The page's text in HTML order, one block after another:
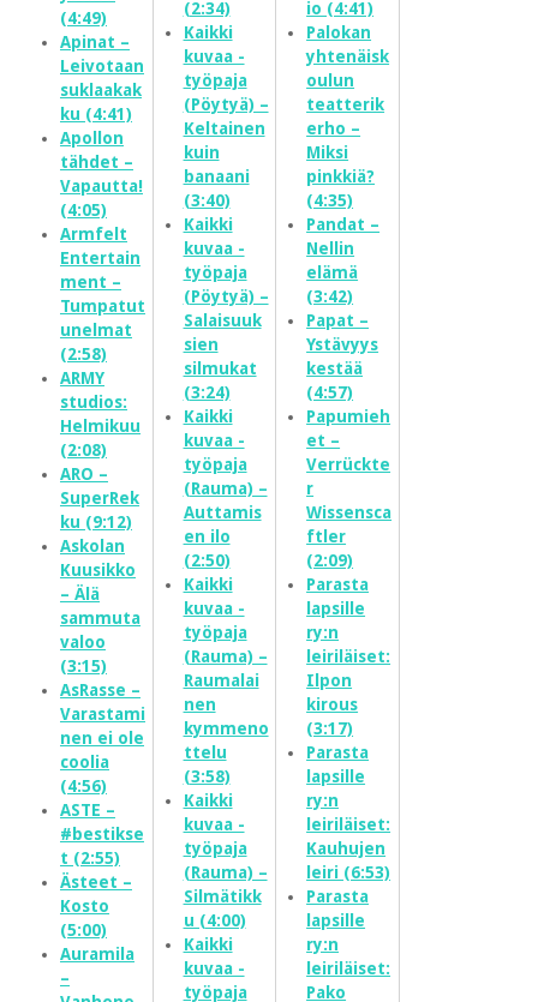
(4:49)
Apinat –
Leivotaan
suklaakak
ku (4:41)
Apollon
tähdet –
Vapautta!
(4:05)
Armfelt
Entertain
ment –
Tumpatut
unelmat
(2:58)
ARMY
studios:
Helmikuu
(2:08)
ARO –
SuperRek
ku (9:12)
Askolan
Kuusikko
– Älä
sammuta
valoo
(3:15)
AsRasse –
Varastami
nen ei ole
coolia
(4:56)
ASTE –
#bestikse
t (2:55)
Ästeet –
Kosto
(5:00)
Auramila
–
(2:34)
Kaikki
kuvaa -
työpaja
(Pöytyä) –
Keltainen
kuin
banaani
(3:40)
Kaikki
kuvaa -
työpaja
(Pöytyä) –
Salaisuuk
sien
silmukat
(3:24)
Kaikki
kuvaa -
työpaja
(Rauma) –
Auttamis
en ilo
(2:50)
Kaikki
kuvaa -
työpaja
(Rauma) –
Raumalai
nen
kymmeno
ttelu
(3:58)
Kaikki
kuvaa -
työpaja
(Rauma) –
Silmätikk
u (4:00)
Kaikki
kuvaa -
työpaja
io (4:41)
Palokan
yhtenäisk
oulun
teatterik
erho –
Miksi
pinkkiä?
(4:35)
Pandat –
Nellin
elämä
(3:42)
Papat –
Ystävyys
kestää
(4:57)
Papumieh
et –
Verrückte
r
Wissensca
ftler
(2:09)
Parasta
lapsille
ry:n
leiriläiset:
Ilpon
kirous
(3:17)
Parasta
lapsille
ry:n
leiriläiset:
Kauhujen
leiri (6:53)
Parasta
lapsille
ry:n
leiriläiset:
Pako